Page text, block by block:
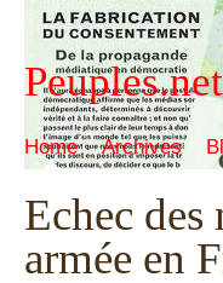
Peuples.net
Home Archives
Echec
armée en